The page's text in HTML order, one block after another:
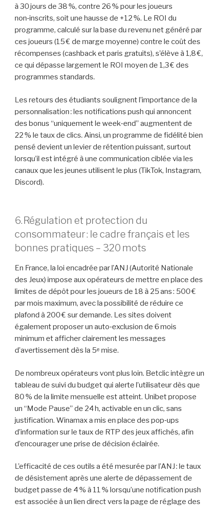
à 30 jours de 38 %, contre 26 % pour les joueurs
non‑inscrits, soit une hausse de +12 %. Le ROI du
programme, calculé sur la base du revenu net généré par
ces joueurs (15 € de marge moyenne) contre le coût des
récompenses (cashback et paris gratuits), s’élève à 1,8 €,
ce qui dépasse largement le ROI moyen de 1,3 € des
programmes standards.
Les retours des étudiants soulignent l’importance de la
personnalisation : les notifications push qui annoncent
des bonus “uniquement le week‑end” augmentent de
22 % le taux de clics. Ainsi, un programme de fidélité bien
pensé devient un levier de rétention puissant, surtout
lorsqu’il est intégré à une communication ciblée via les
canaux que les jeunes utilisent le plus (TikTok, Instagram,
Discord).
6. Régulation et protection du
consommateur : le cadre français et les
bonnes pratiques – 320 mots
En France, la loi encadrée par l’ANJ (Autorité Nationale
des Jeux) impose aux opérateurs de mettre en place des
limites de dépôt pour les joueurs de 18 à 25 ans : 500 €
par mois maximum, avec la possibilité de réduire ce
plafond à 200 € sur demande. Les sites doivent
également proposer un auto‑exclusion de 6 mois
minimum et afficher clairement les messages
d’avertissement dès la 5ᵉ mise.
De nombreux opérateurs vont plus loin. Betclic intègre un
tableau de suivi du budget qui alerte l’utilisateur dès que
80 % de la limite mensuelle est atteint. Unibet propose
un “Mode Pause” de 24 h, activable en un clic, sans
justification. Winamax a mis en place des pop‑ups
d’information sur le taux de RTP des jeux affichés, afin
d’encourager une prise de décision éclairée.
L’efficacité de ces outils a été mesurée par l’ANJ : le taux
de désistement après une alerte de dépassement de
budget passe de 4 % à 11 % lorsqu’une notification push
est associée à un lien direct vers la page de réglage des